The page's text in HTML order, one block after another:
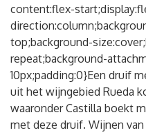
content:flex-
top;background-
repeat;background-
10px;padding:0}Een druif
uit het wijngebied Rueda
waaronder Castilla boekt
met deze druif. Wijnen